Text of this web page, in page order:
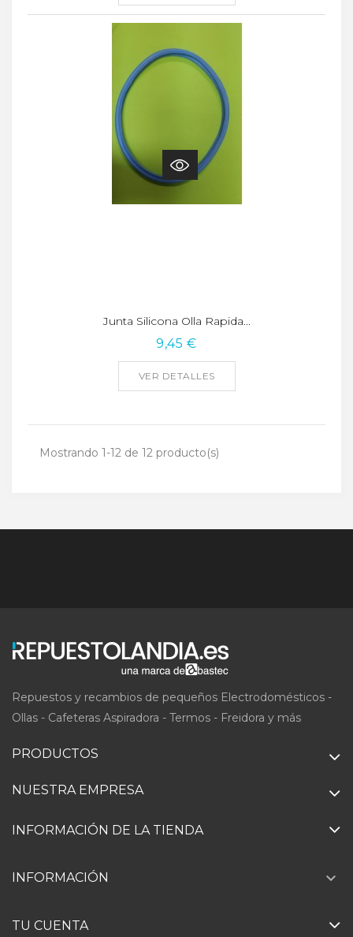
Junta Silicona Olla Rapida...
9,45 €
VER DETALLES
Mostrando 1-12 de 12 producto(s)
Repuestos y recambios de pequeños Electrodomésticos -
Ollas - Cafeteras Aspiradora - Termos - Freidora y más
PRODUCTOS
NUESTRA EMPRESA
INFORMACIÓN DE LA TIENDA
INFORMACIÓN 
TU CUENTA